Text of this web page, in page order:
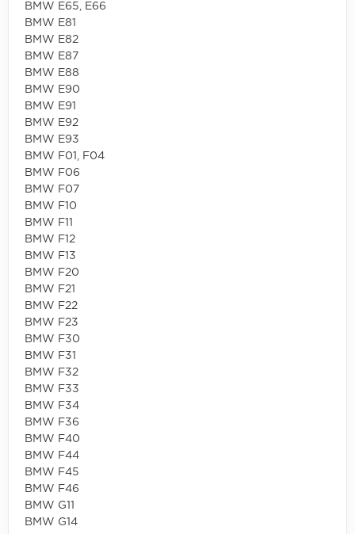
BMW E65, E66
BMW E81
BMW E82
BMW E87
BMW E88
BMW E90
BMW E91
BMW E92
BMW E93
BMW F01, F04
BMW F06
BMW F07
BMW F10
BMW F11
BMW F12
BMW F13
BMW F20
BMW F21
BMW F22
BMW F23
BMW F30
BMW F31
BMW F32
BMW F33
BMW F34
BMW F36
BMW F40
BMW F44
BMW F45
BMW F46
BMW G11
BMW G14